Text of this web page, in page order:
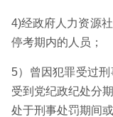
4)经政府人力资源
停考期内的人员；
5）曾因犯罪受过刑
受到党纪政纪处分
处于刑事处罚期间